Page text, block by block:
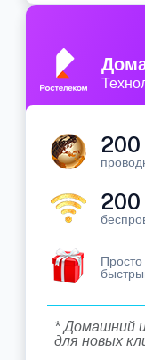
200
200
Просто
* Домашний
для новых